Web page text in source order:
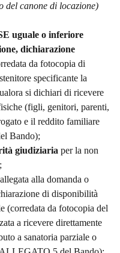
del canone di locazione)
uguale o inferiore
dichiarazione
da fotocopia di
specificante la
si dichiari di ricevere
(figli, genitori, parenti,
e il reddito familiare
Bando);
giudiziaria per la non
alla domanda o
di disponibilità
(corredata da fotocopia del
a ricevere direttamente
a sanatoria parziale o